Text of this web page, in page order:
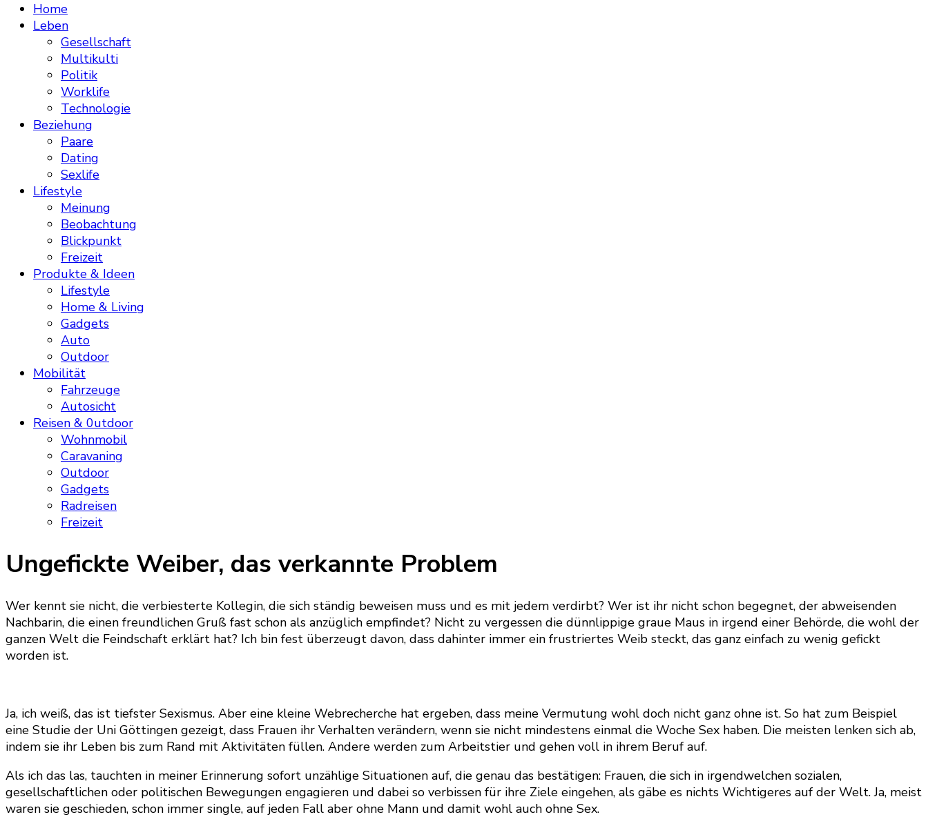
Home
Leben
Gesellschaft
Multikulti
Politik
Worklife
Technologie
Beziehung
Paare
Dating
Sexlife
Lifestyle
Meinung
Beobachtung
Blickpunkt
Freizeit
Produkte & Ideen
Lifestyle
Home & Living
Gadgets
Auto
Outdoor
Mobilität
Fahrzeuge
Autosicht
Reisen & 0utdoor
Wohnmobil
Caravaning
Outdoor
Gadgets
Radreisen
Freizeit
Ungefickte Weiber, das verkannte Problem
Wer kennt sie nicht, die verbiesterte Kollegin, die sich ständig beweisen muss und es mit jedem verdirbt? Wer ist ihr nicht schon begegnet, der abweisenden
Nachbarin, die einen freundlichen Gruß fast schon als anzüglich empfindet? Nicht zu vergessen die dünnlippige graue Maus in irgend einer Behörde, die wohl der
ganzen Welt die Feindschaft erklärt hat? Ich bin fest überzeugt davon, dass dahinter immer ein frustriertes Weib steckt, das ganz einfach zu wenig gefickt
worden ist.
Ja, ich weiß, das ist tiefster Sexismus. Aber eine kleine Webrecherche hat ergeben, dass meine Vermutung wohl doch nicht ganz ohne ist. So hat zum Beispiel
eine Studie der Uni Göttingen gezeigt, dass Frauen ihr Verhalten verändern, wenn sie nicht mindestens einmal die Woche Sex haben. Die meisten lenken sich ab,
indem sie ihr Leben bis zum Rand mit Aktivitäten füllen. Andere werden zum Arbeitstier und gehen voll in ihrem Beruf auf.
Als ich das las, tauchten in meiner Erinnerung sofort unzählige Situationen auf, die genau das bestätigen: Frauen, die sich in irgendwelchen sozialen,
gesellschaftlichen oder politischen Bewegungen engagieren und dabei so verbissen für ihre Ziele eingehen, als gäbe es nichts Wichtigeres auf der Welt. Ja, meist
waren sie geschieden, schon immer single, auf jeden Fall aber ohne Mann und damit wohl auch ohne Sex.